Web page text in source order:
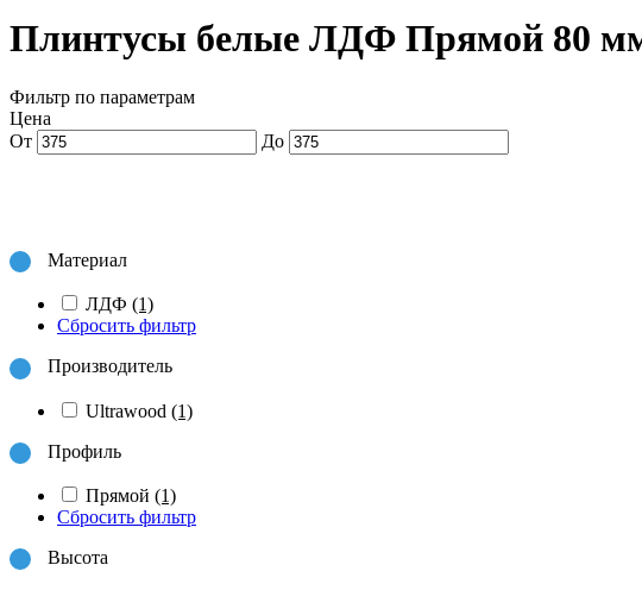
Плинтусы белые ЛДФ Прямой 80
Фильтр по параметрам
Цена
От
До
Материал
ЛДФ (1)
Сбросить фильтр
Производитель
Ultrawood (1)
Профиль
Прямой (1)
Сбросить фильтр
Высота